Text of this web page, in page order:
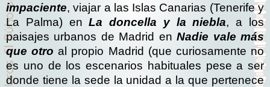
impaciente, viajar a las Islas Canarias (Tenerife y
La Palma) enLa doncella y la niebla, a los
paisajes urbanos de Madrid enNadie vale más
que otro al propio Madrid (que curiosamente no
es uno de los escenarios habituales pese a ser
donde tiene la sede la unidad a la que pertenece